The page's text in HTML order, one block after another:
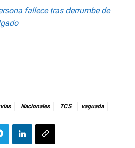
fallece tras derrumbe de
Nacionales TCS vaguada